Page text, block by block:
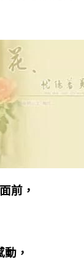
前，
，